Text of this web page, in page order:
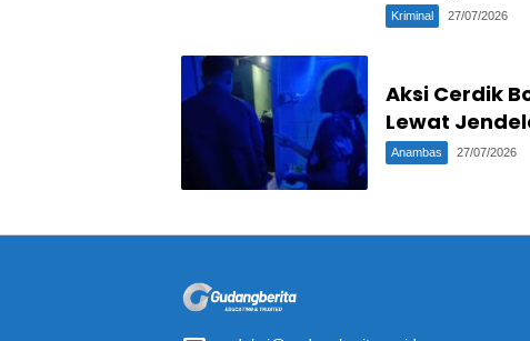
Kriminal 27/07/2026
Aksi Cerdik
Lewat
Anambas 27/07/2026